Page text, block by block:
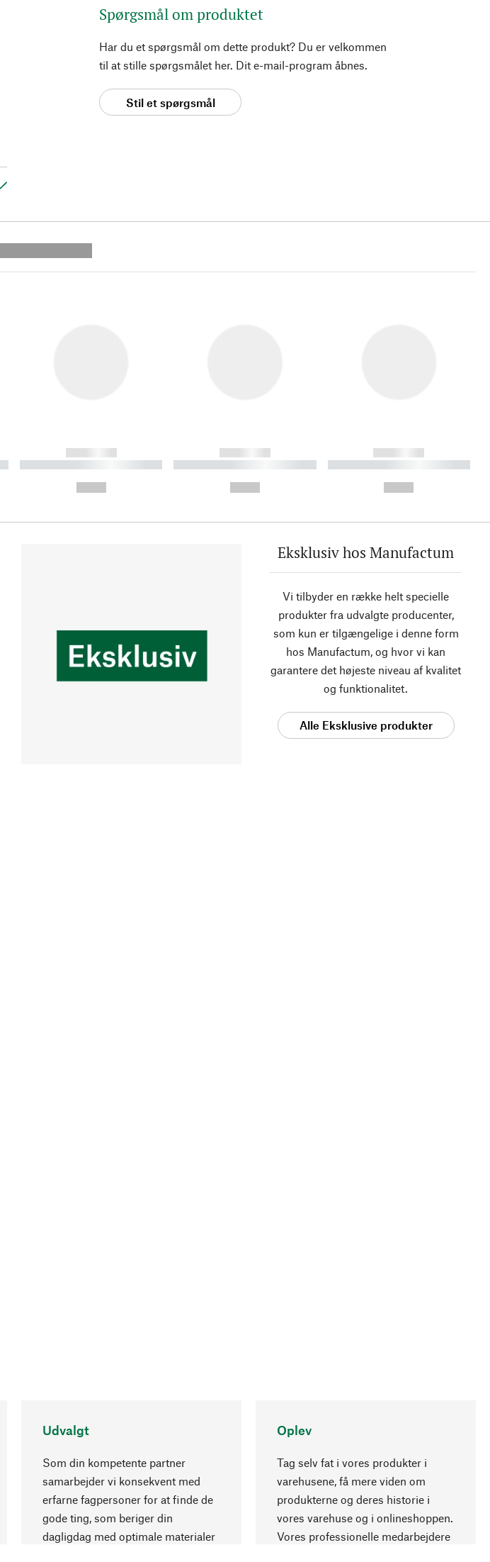
Spørgsmål om produktet
Har du et spørgsmål om dette produkt? Du er velkommen
til at stille spørgsmålet her. Dit e-mail-program åbnes.
Stil et spørgsmål
------------
----------- ----------- ----------
------------
----------- ----------- ----------
------------
----------- ----------- ----------
Eksklusiv hos Manufactum
Vi tilbyder en række helt specielle
produkter fra udvalgte producenter,
som kun er tilgængelige i denne form
hos Manufactum, og hvor vi kan
garantere det højeste niveau af kvalitet
og funktionalitet.
Alle Eksklusive produkter
Udvalgt
Som din kompetente partner
samarbejder vi konsekvent med
erfarne fagpersoner for at finde de
gode ting, som beriger din
dagligdag med optimale materialer
Oplev
Tag selv fat i vores produkter i
varehusene, få mere viden om
produkterne og deres historie i
vores varehuse og i onlineshoppen.
Vores professionelle medarbejdere
Opadgående